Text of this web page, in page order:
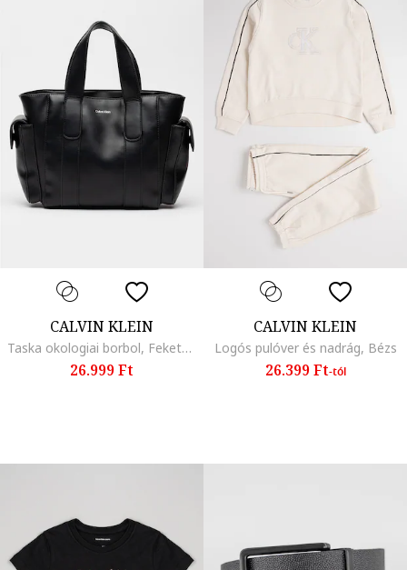
CALVIN KLEIN
Taska okologiai borbol, Fekete, 24 x 34 x 10
26.999 Ft
CALVIN KLEIN
Logós pulóver és nadrág, Bézs
26.399 Ft-tól